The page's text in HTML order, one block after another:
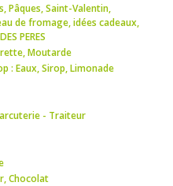
,Pâques,Saint-Valentin,
de fromage,idées cadeaux,
PERES
,Moutarde
: Eaux,Sirop,Limonade
- Traiteur
,Chocolat